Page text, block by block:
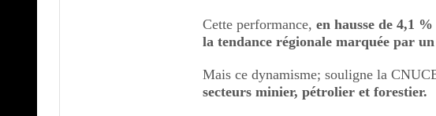
Cette performance,en hausse de 4,1
la tendance régionale marquée par
Mais ce dynamisme; souligne la
secteurs minier, pétrolier et forestier.